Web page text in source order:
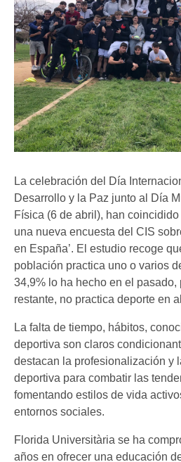
La celebración del Día
Desarrollo y la Paz junto al Día
Física (6 de abril), han
una nueva encuesta del CIS
en España’. El estudio recoge
población practica uno o varios
34,9% lo ha hecho en el pasado,
restante, no practica deporte en
La falta de tiempo, hábitos,
deportiva son claros
destacan la profesionalización y
deportiva para combatir las
fomentando estilos de vida
entornos sociales.
Florida Universitària se ha
años en ofrecer una educación